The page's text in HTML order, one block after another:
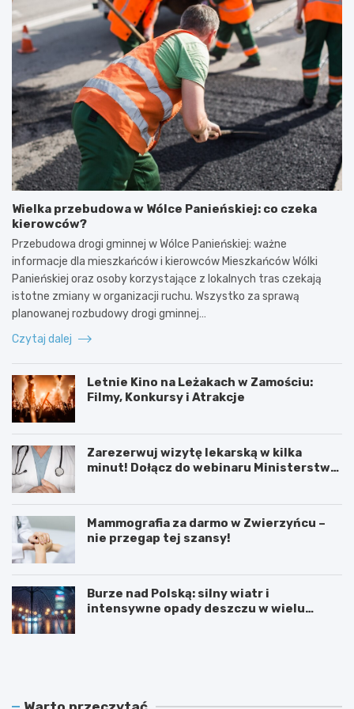
Wielka przebudowa w Wólce Panieńskiej: co czeka
kierowców?
Przebudowa drogi gminnej w Wólce Panieńskiej: ważne
informacje dla mieszkańców i kierowców Mieszkańców Wólki
Panieńskiej oraz osoby korzystające z lokalnych tras czekają
istotne zmiany w organizacji ruchu. Wszystko za sprawą
planowanej rozbudowy drogi gminnej…
Czytaj dalej
Letnie Kino na Leżakach w Zamościu:
Filmy, Konkursy i Atrakcje
Zarezerwuj wizytę lekarską w kilka
minut! Dołącz do webinaru Ministerstwa
Mammografia za darmo w Zwierzyńcu –
nie przegap tej szansy!
Burze nad Polską: silny wiatr i
intensywne opady deszczu w wielu
W
L